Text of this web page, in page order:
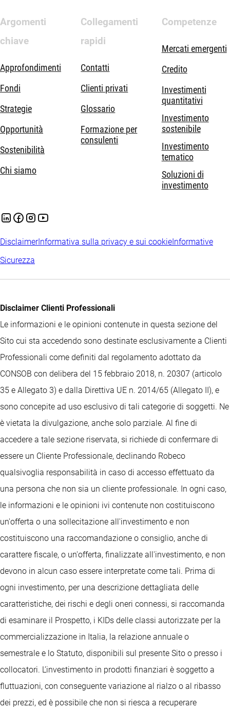
Argomenti
chiave
Approfondimenti
Fondi
Strategie
Opportunità
Sostenibilità
Chi siamo
Collegamenti
rapidi
Contatti
Clienti privati
Glossario
Formazione per
consulenti
Competenze
Mercati emergenti
Credito
Investimenti
quantitativi
Investimento
sostenibile
Investimento
tematico
Soluzioni di
investimento
DisclaimerInformativa sulla privacy e sui cookie Informative
Sicurezza
Disclaimer Clienti Professionali
Le informazioni e le opinioni contenute in questa sezione del
Sito cui sta accedendo sono destinate esclusivamente a Clienti
Professionali come definiti dal regolamento adottato da
CONSOB con delibera del 15 febbraio 2018, n. 20307 (articolo
35 e Allegato 3) e dalla Direttiva UE n. 2014/65 (Allegato II), e
sono concepite ad uso esclusivo di tali categorie di soggetti. Ne
è vietata la divulgazione, anche solo parziale. Al fine di
accedere a tale sezione riservata, si richiede di confermare di
essere un Cliente Professionale, declinando Robeco
qualsivoglia responsabilità in caso di accesso effettuato da
una persona che non sia un cliente professionale. In ogni caso,
le informazioni e le opinioni ivi contenute non costituiscono
un'offerta o una sollecitazione all'investimento e non
costituiscono una raccomandazione o consiglio, anche di
carattere fiscale, o un'offerta, finalizzate all'investimento, e non
devono in alcun caso essere interpretate come tali. Prima di
ogni investimento, per una descrizione dettagliata delle
caratteristiche, dei rischi e degli oneri connessi, si raccomanda
di esaminare il Prospetto, i KIDs delle classi autorizzate per la
commercializzazione in Italia, la relazione annuale o
semestrale e lo Statuto, disponibili sul presente Sito o presso i
collocatori. L’investimento in prodotti finanziari è soggetto a
fluttuazioni, con conseguente variazione al rialzo o al ribasso
dei prezzi, ed è possibile che non si riesca a recuperare